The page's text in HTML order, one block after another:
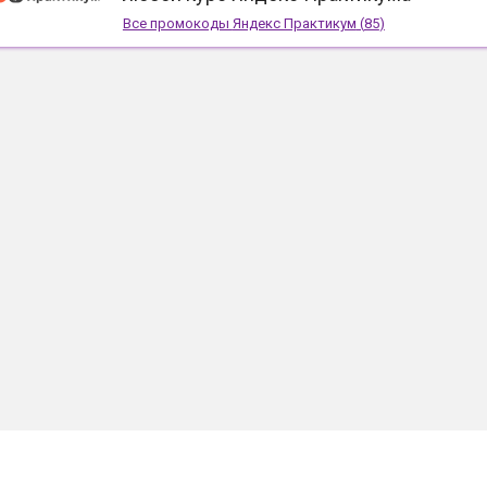
Все промокоды Яндекс Практикум (85)